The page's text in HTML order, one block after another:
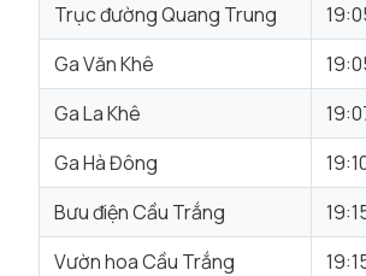
Trục đường Quang Trung
Ga Văn Khê
Ga La Khê
Ga Hà Đông
Bưu điện Cầu Trắng
Vườn hoa Cầu Trắng